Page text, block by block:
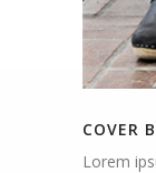
COVER
Lorem